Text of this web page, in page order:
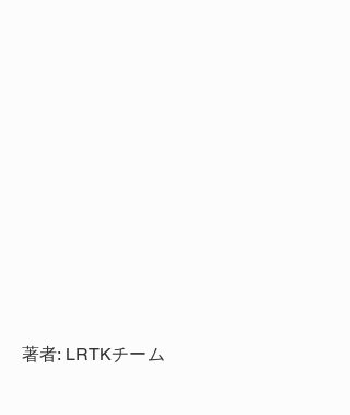
著者: LRTKチーム